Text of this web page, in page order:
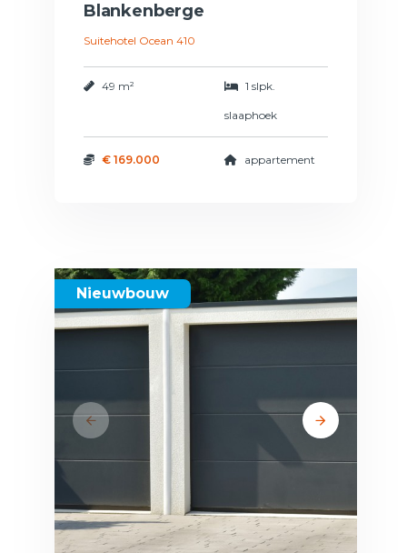
Blankenberge
Suitehotel Ocean 410
49 m² 1 slpk.
slaaphoek
€ 169.000 appartement
Nieuwbouw